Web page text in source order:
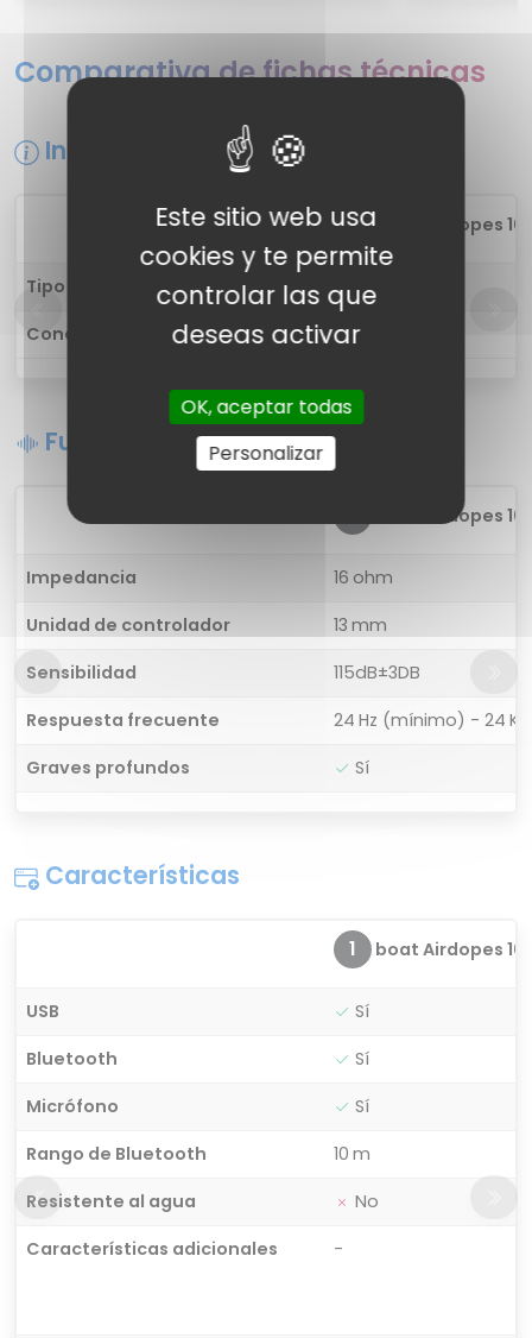
Comparativa de fichas técnicas
Información general
1 boat Airdopes 101
Tipo de auricular
in-ear
Conectividad
Inalámbrica
Funciones de sonido
boat Airdopes 101
Impedancia
16 ohm
Unidad de controlador
13 mm
Sensibilidad
115dB±3DB
Respuesta frecuente
24 Hz (mínimo) - 24
Graves profundos
Sí
Características
1 boat Airdopes 101
USB
Sí
Bluetooth
Sí
Micrófono
Sí
Rango de Bluetooth
10 m
Resistente al agua
No
Características adicionales
-
Este sitio web usa
cookies y te permite
controlar las que
deseas activar
OK, aceptar todas
Personalizar